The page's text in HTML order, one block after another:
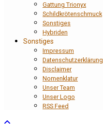
Gattung Trionyx
Schildkrötenschmuck
Sonstiges
Hybriden
Sonstiges
Impressum
Datenschutzerklärung
Disclaimer
Nomenklatur
Unser Team
Unser Logo
RSS Feed